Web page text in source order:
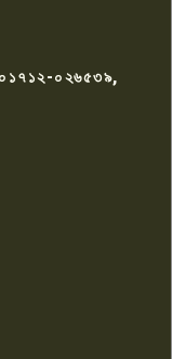
হামলায় গুরুতর
অভিযোগ
০১৭১২-০২৬৫৩৯,